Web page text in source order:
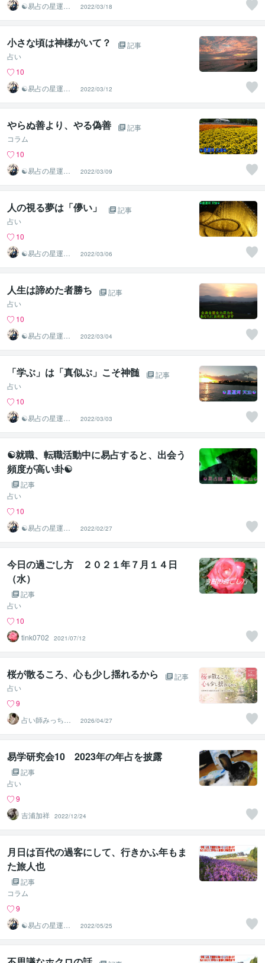
☯易占の星運河
2022/03/18
小さな頃は神様がいて？
記事
占い
10
☯易占の星運河
2022/03/12
やらぬ善より、やる偽善
記事
コラム
10
☯易占の星運河
2022/03/09
人の視る夢は「儚い」
記事
占い
10
☯易占の星運河
2022/03/06
人生は諦めた者勝ち
記事
占い
10
☯易占の星運河
2022/03/04
「学ぶ」は「真似ぶ」こそ神髄
記事
占い
10
☯易占の星運河
2022/03/03
☯就職、転職活動中に易占すると、出会う
頻度が高い卦☯
記事
占い
10
☯易占の星運河
2022/02/27
今日の過ごし方 ２０２１年７月１４日
（水）
記事
占い
10
tink0702
2021/07/12
桜が散るころ、心も少し揺れるから
記事
占い
9
占い師みっちゃ
ん（手相・九星
気学・易占）
2026/04/27
易学研究会10 2023年の年占を披露
記事
占い
9
吉浦加祥 2022/12/24
月日は百代の過客にして、行きかふ年もま
た旅人也
記事
コラム
9
☯易占の星運河
2022/05/25